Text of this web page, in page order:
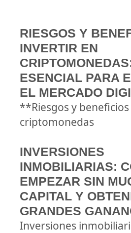
RIESGOS Y
INVERTIR EN
ESENCIAL PARA
EL MERCADO
**Riesgos y
criptomonedas
INVERSIONES
INMOBILIARIAS:
EMPEZAR SIN
CAPITAL Y
GRANDES
Inversiones